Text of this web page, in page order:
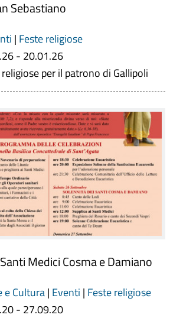
Sebastiano
| Feste religiose
- 20.01.26
per il patrono di Gallipoli
Medici Cosma e Damiano
e Cultura| Eventi | Feste religiose
- 27.09.20